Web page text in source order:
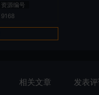
资源编号
9168
相关文章 发表